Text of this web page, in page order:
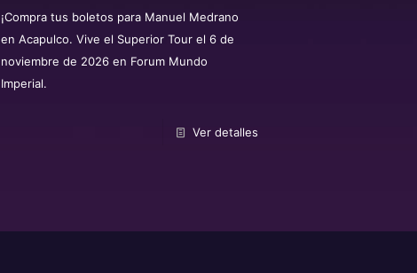
¡Compra tus boletos para Manuel Medrano
en Acapulco. Vive el Superior Tour el 6 de
noviembre de 2026 en Forum Mundo
Imperial.
Ver detalles